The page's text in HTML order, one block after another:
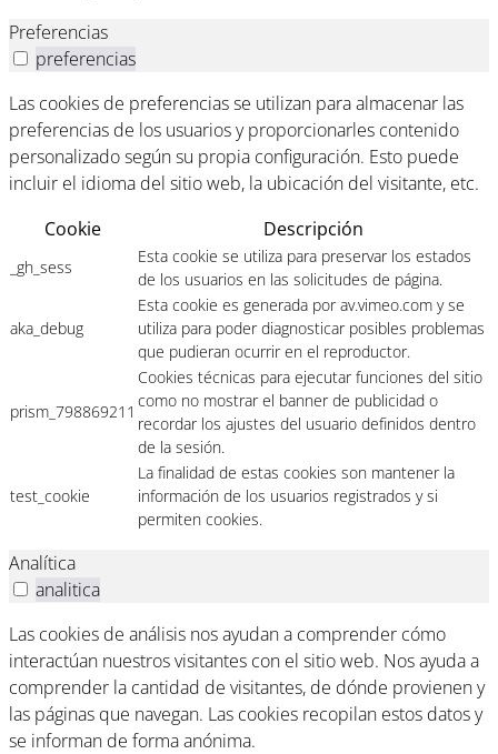
Preferencias
preferencias
Las cookies de preferencias se utilizan para almacenar las
preferencias de los usuarios y proporcionarles contenido
personalizado según su propia configuración. Esto puede
incluir el idioma del sitio web, la ubicación del visitante, etc.
Cookie
Descripción
_gh_sess
Esta cookie se utiliza para preservar los estados
de los usuarios en las solicitudes de página.
aka_debug
Esta cookie es generada por av.vimeo.com y se
utiliza para poder diagnosticar posibles problemas
que pudieran ocurrir en el reproductor.
prism_798869211
Cookies técnicas para ejecutar funciones del sitio
como no mostrar el banner de publicidad o
recordar los ajustes del usuario definidos dentro
de la sesión.
test_cookie
La finalidad de estas cookies son mantener la
información de los usuarios registrados y si
permiten cookies.
Analítica
analitica
Las cookies de análisis nos ayudan a comprender cómo
interactúan nuestros visitantes con el sitio web. Nos ayuda a
comprender la cantidad de visitantes, de dónde provienen y
las páginas que navegan. Las cookies recopilan estos datos y
se informan de forma anónima.